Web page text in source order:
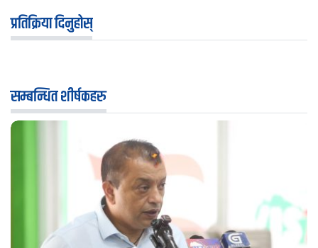
प्रतिक्रिया दिनुहोस्
सम्बन्धित शीर्षकहरु